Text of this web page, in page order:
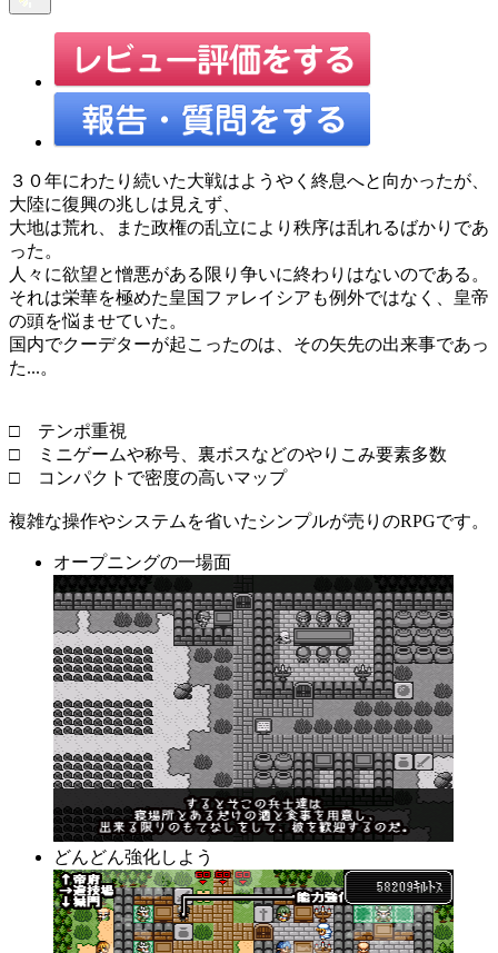
３０年にわたり続いた大戦はようやく終息へと向かったが、
大陸に復興の兆しは見えず、
大地は荒れ、また政権の乱立により秩序は乱れるばかりであ
った。
人々に欲望と憎悪がある限り争いに終わりはないのである。
それは栄華を極めた皇国ファレイシアも例外ではなく、皇帝
の頭を悩ませていた。
国内でクーデターが起こったのは、その矢先の出来事であっ
た...。
□ テンポ重視
□ ミニゲームや称号、裏ボスなどのやりこみ要素多数
□ コンパクトで密度の高いマップ
複雑な操作やシステムを省いたシンプルが売りのRPGです。
オープニングの一場面
どんどん強化しよう